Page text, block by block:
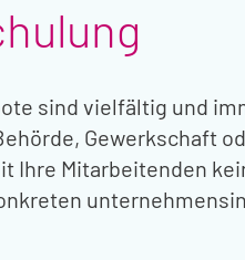
sind vielfältig und
Gewerkschaft
Ihre Mitarbeitenden